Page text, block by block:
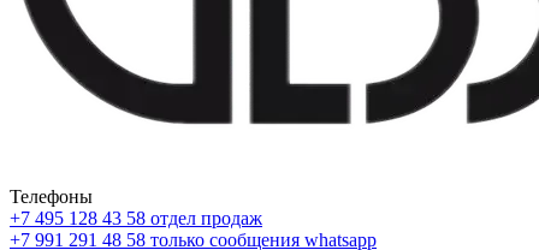
Телефоны
+7 495 128 43 58 отдел продаж
+7 991 291 48 58 только сообщения whatsapp